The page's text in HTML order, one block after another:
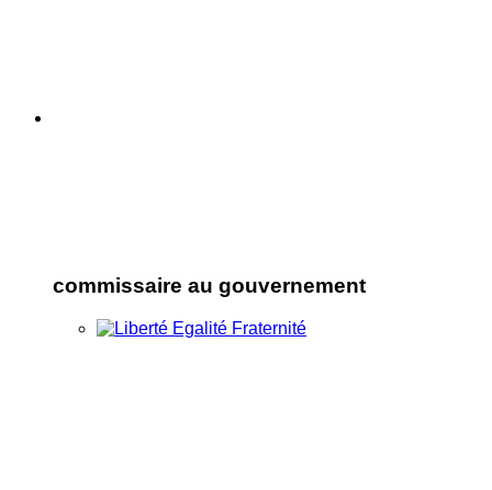
commissaire au gouvernement